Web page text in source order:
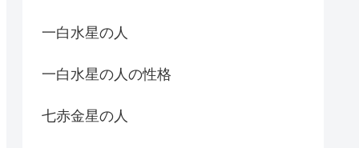
一白水星の人
一白水星の人の性格
七赤金星の人